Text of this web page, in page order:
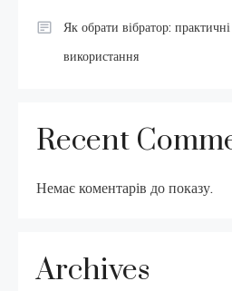
Як обрати вібратор:
використання
Recent
Немає коментарів до показу.
Archives